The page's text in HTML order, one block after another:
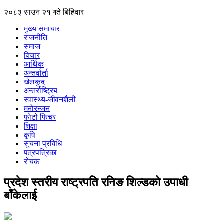
२०८३ साउन २१ गते बिहिवार
मुख्य समाचार
राजनीति
समाज
विचार
आर्थिक
अन्तर्वार्ता
खेलकुद
अन्तर्राष्ट्रिय
स्वास्थ्य-जीवनशैली
मनोरन्जन
फोटो फिचर
शिक्षा
कृषि
सुचना प्रविधि
पत्रपत्रिका
रोचक
प्रदेश स्तरीय राष्ट्रपति रनिङ शिल्डको उपाधी
बाँकेलाई